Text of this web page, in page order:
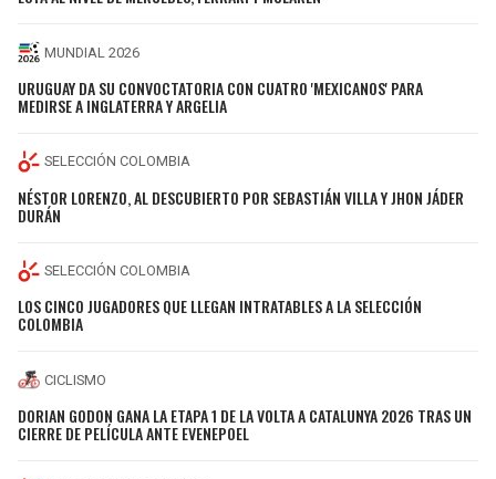
MUNDIAL 2026
URUGUAY DA SU CONVOCTATORIA CON CUATRO 'MEXICANOS' PARA
MEDIRSE A INGLATERRA Y ARGELIA
SELECCIÓN COLOMBIA
NÉSTOR LORENZO, AL DESCUBIERTO POR SEBASTIÁN VILLA Y JHON JÁDER
DURÁN
SELECCIÓN COLOMBIA
LOS CINCO JUGADORES QUE LLEGAN INTRATABLES A LA SELECCIÓN
COLOMBIA
CICLISMO
DORIAN GODON GANA LA ETAPA 1 DE LA VOLTA A CATALUNYA 2026 TRAS UN
CIERRE DE PELÍCULA ANTE EVENEPOEL